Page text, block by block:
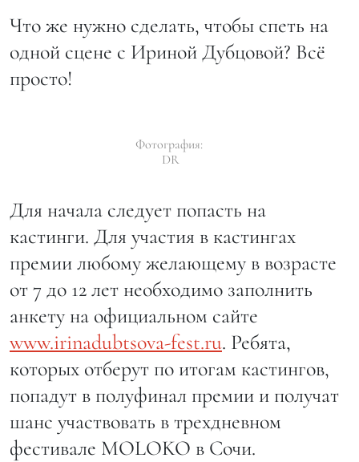
Что же нужно сделать, чтобы спеть на
одной сцене с Ириной Дубцовой? Всё
просто!
Фотография:
DR
Для начала следует попасть на
кастинги. Для участия в кастингах
премии любому желающему в возрасте
от 7 до 12 лет необходимо заполнить
анкету на официальном сайте
www.irinadubtsova-fest.ru. Ребята,
которых отберут по итогам кастингов,
попадут в полуфинал премии и получат
шанс участвовать в трехдневном
фестивале MOLOKO в Сочи.